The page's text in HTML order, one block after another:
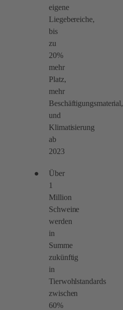
eigene
Liegebereiche,
bis
zu
20%
mehr
Platz,
mehr
Beschäftigungsmaterial,
und
Klimatisierung
ab
2023
Über
1
Million
Schweine
werden
in
Summe
zukünftig
in
Tierwohlstandards
zwischen
60%